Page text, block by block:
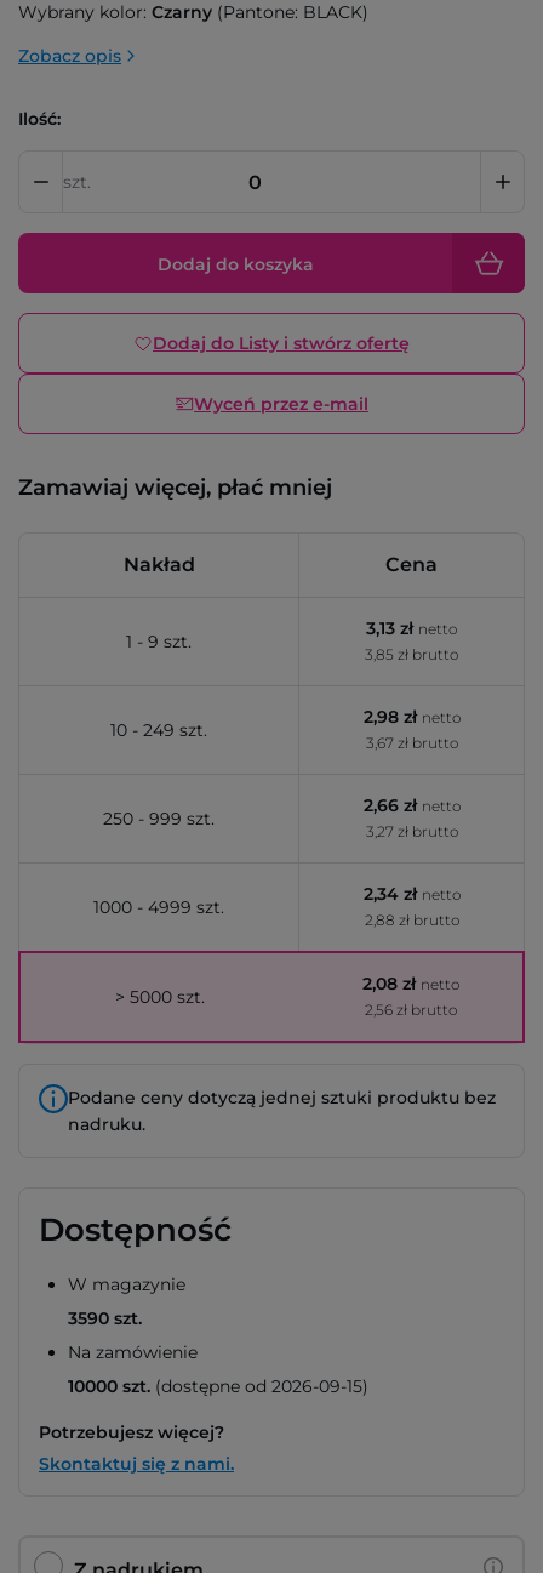
Wybrany kolor: Czarny (Pantone: BLACK)
Zobacz opis
Ilość:
szt.
Dodaj do koszyka
Dodaj do Listy i stwórz ofertę
Wyceń przez e-mail
Zamawiaj więcej, płać mniej
Nakład Cena
1 - 9 szt.
3,13 zł netto
3,85 zł brutto
10 - 249 szt.
2,98 zł netto
3,67 zł brutto
250 - 999 szt.
2,66 zł netto
3,27 zł brutto
1000 - 4999 szt.
2,34 zł netto
2,88 zł brutto
> 5000 szt.
2,08 zł netto
2,56 zł brutto
Podane ceny dotyczą jednej sztuki produktu bez
nadruku.
Dostępność
W magazynie
3590 szt.
Na zamówienie
10000 szt. (dostępne od 2026-09-15)
Potrzebujesz więcej?
Skontaktuj się z nami.